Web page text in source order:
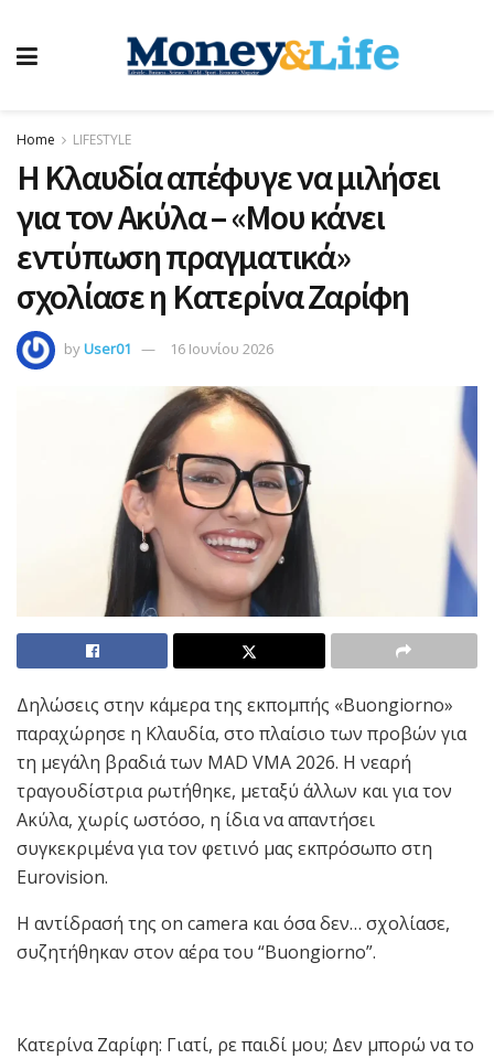
Home LIFESTYLE
Η Κλαυδία απέφυγε να μιλήσει
για τον Ακύλα – «Μου κάνει
εντύπωση πραγματικά»
σχολίασε η Κατερίνα Ζαρίφη
byUser01 16 Ιουνίου 2026
Δηλώσεις στην κάμερα της εκπομπής «Buongiorno»
παραχώρησε η Κλαυδία, στο πλαίσιο των προβών για
τη μεγάλη βραδιά των MAD VMA 2026. Η νεαρή
τραγουδίστρια ρωτήθηκε, μεταξύ άλλων και για τον
Ακύλα, χωρίς ωστόσο, η ίδια να απαντήσει
συγκεκριμένα για τον φετινό μας εκπρόσωπο στη
Eurovision.
Η αντίδρασή της on camera και όσα δεν… σχολίασε,
συζητήθηκαν στον αέρα του “Buongiorno”.
Κατερίνα Ζαρίφη: Γιατί, ρε παιδί μου; Δεν μπορώ να το